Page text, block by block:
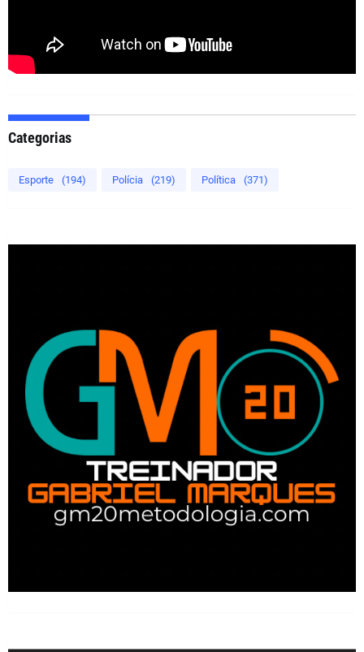
Categorias
Esporte (194) Polícia (219) Política (371)